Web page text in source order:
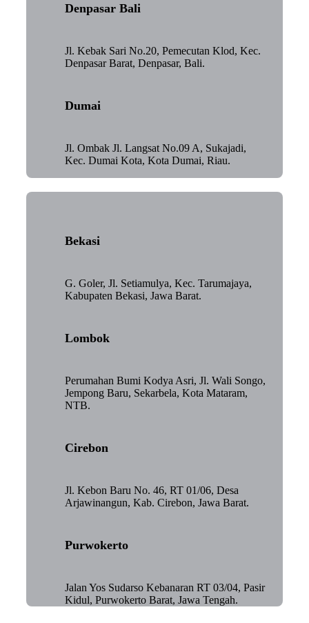
Denpasar Bali
Jl. Kebak Sari No.20, Pemecutan Klod, Kec.
Denpasar Barat, Denpasar, Bali.
Dumai
Jl. Ombak Jl. Langsat No.09 A, Sukajadi,
Kec. Dumai Kota, Kota Dumai, Riau.
Bekasi
G. Goler, Jl. Setiamulya, Kec. Tarumajaya,
Kabupaten Bekasi, Jawa Barat.
Lombok
Perumahan Bumi Kodya Asri, Jl. Wali Songo,
Jempong Baru, Sekarbela, Kota Mataram,
NTB.
Cirebon
Jl. Kebon Baru No. 46, RT 01/06, Desa
Arjawinangun, Kab. Cirebon, Jawa Barat.
Purwokerto
Jalan Yos Sudarso Kebanaran RT 03/04, Pasir
Kidul, Purwokerto Barat, Jawa Tengah.